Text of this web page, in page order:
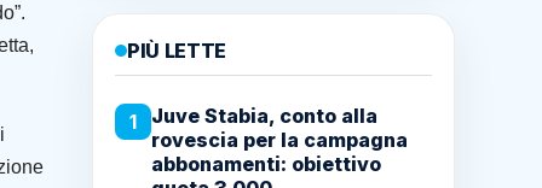
PIÙ LETTE
1
Juve Stabia, conto alla
rovescia per la campagna
abbonamenti: obiettivo